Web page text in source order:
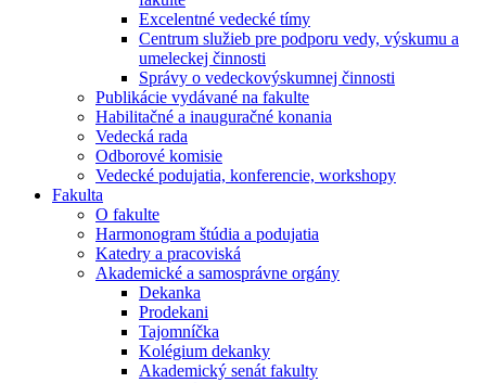
Excelentné vedecké tímy
Centrum služieb pre podporu vedy, výskumu a
umeleckej činnosti
Správy o vedeckovýskumnej činnosti
Publikácie vydávané na fakulte
Habilitačné a inauguračné konania
Vedecká rada
Odborové komisie
Vedecké podujatia, konferencie, workshopy
Fakulta
O fakulte
Harmonogram štúdia a podujatia
Katedry a pracoviská
Akademické a samosprávne orgány
Dekanka
Prodekani
Tajomníčka
Kolégium dekanky
Akademický senát fakulty